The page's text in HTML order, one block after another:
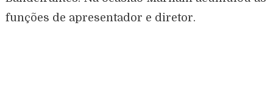
funções de apresentador e diretor.